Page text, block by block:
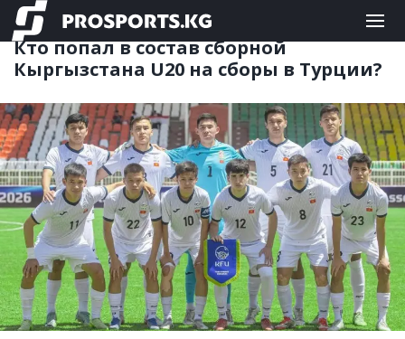
ФУТБОЛ 02.06.2026 09:04
Кто попал в состав сборной
Кыргызстана U20 на сборы в Турции?